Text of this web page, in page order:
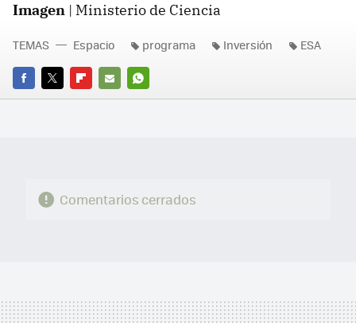
Imagen | Ministerio de Ciencia
FACEBOOK
TWITTERFLIPBOARD
E-
WHATSAPP
TEMAS Espacio programa Inversión ESA
Comentarios cerrados